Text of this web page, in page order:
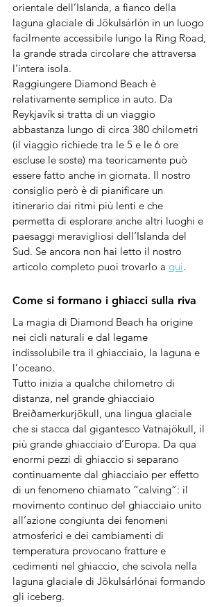
orientale dell’Islanda, a fianco della
laguna glaciale di Jökulsárlón in un luogo
facilmente accessibile lungo la Ring Road,
la grande strada circolare che attraversa
l’intera isola.
Raggiungere Diamond Beach è
relativamente semplice in auto. Da
Reykjavík si tratta di un viaggio
abbastanza lungo di circa 380 chilometri
(il viaggio richiede tra le 5 e le 6 ore
escluse le soste) ma teoricamente può
essere fatto anche in giornata. Il nostro
consiglio però è di pianificare un
itinerario dai ritmi più lenti e che
permetta di esplorare anche altri luoghi e
paesaggi meravigliosi dell’Islanda del
Sud. Se ancora non hai letto il nostro
articolo completo puoi trovarlo a qui.
Come si formano i ghiacci sulla riva
La magia di Diamond Beach ha origine
nei cicli naturali e dal legame
indissolubile tra il ghiacciaio, la laguna e
l’oceano.
Tutto inizia a qualche chilometro di
distanza, nel grande ghiacciaio
Breiðamerkurjökull, una lingua glaciale
che si stacca dal gigantesco Vatnajökull, il
più grande ghiacciaio d’Europa. Da qua
enormi pezzi di ghiaccio si separano
continuamente dal ghiacciaio per effetto
di un fenomeno chiamato “calving”: il
movimento continuo del ghiacciaio unito
all’azione congiunta dei fenomeni
atmosferici e dei cambiamenti di
temperatura provocano fratture e
cedimenti nel ghiaccio, che scivola nella
laguna glaciale di Jökulsárlónai formando
gli iceberg.